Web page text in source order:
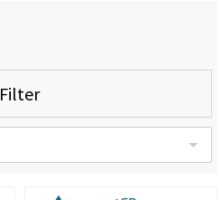
Filter